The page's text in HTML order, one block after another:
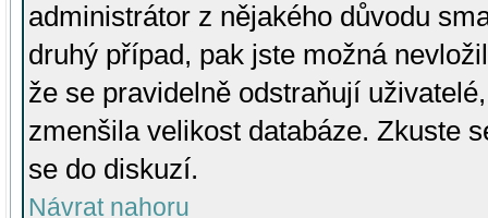
administrátor z nějakého důvodu
druhý případ, pak jste možná
že se pravidelně odstraňují
zmenšila velikost databáze. Zkuste
se do diskuzí.
Návrat nahoru